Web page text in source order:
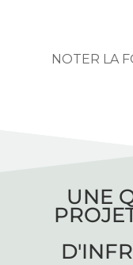
NOTER LA
UNE